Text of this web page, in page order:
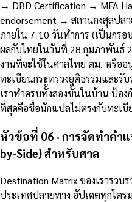
→ DBD Certification → MFA
endorsement → สถานกงสุลปล
ภายใน 7-10 วันทำการ (เป็นกร
ผลกับไทยในวันที่ 28 กุมภาพันธ์
งานที่จะใช้ในศาลไทย ตม. หรือ
ทะเบียนกระทรวงยุติธรรมและรั
เราทำครบทั้งสองขั้นในบ้าน ป้อ
ที่สุดคือชื่อนักแปลไม่ตรงกับทะเบี
หัวข้อที่ 06 · การจัดทำคำ
by-Side) สำหรับศาล
Destination Matrix ของเรารวบ
ประเทศปลายทาง อัปเดตทุกไตร